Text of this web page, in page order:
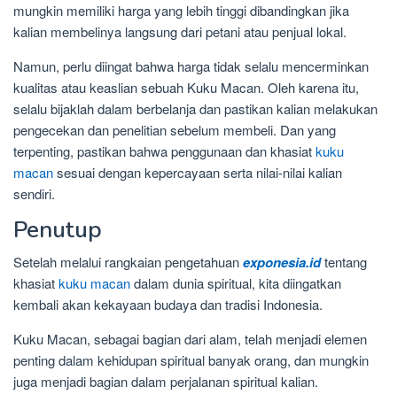
mungkin memiliki harga yang lebih tinggi dibandingkan jika
kalian membelinya langsung dari petani atau penjual lokal.
Namun, perlu diingat bahwa harga tidak selalu mencerminkan
kualitas atau keaslian sebuah Kuku Macan. Oleh karena itu,
selalu bijaklah dalam berbelanja dan pastikan kalian melakukan
pengecekan dan penelitian sebelum membeli. Dan yang
terpenting, pastikan bahwa penggunaan dan khasiatkuku
macansesuai dengan kepercayaan serta nilai-nilai kalian
sendiri.
Penutup
Setelah melalui rangkaian pengetahuanexponesia.idtentang
khasiatkuku macandalam dunia spiritual, kita diingatkan
kembali akan kekayaan budaya dan tradisi Indonesia.
Kuku Macan, sebagai bagian dari alam, telah menjadi elemen
penting dalam kehidupan spiritual banyak orang, dan mungkin
juga menjadi bagian dalam perjalanan spiritual kalian.